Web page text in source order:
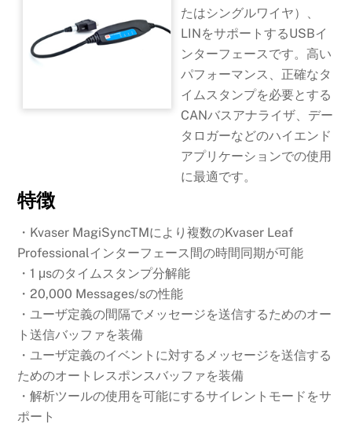
たはシングルワイヤ）、
LINをサポートするUSBイ
ンターフェースです。高い
パフォーマンス、正確なタ
イムスタンプを必要とする
CANバスアナライザ、デー
タロガーなどのハイエンド
アプリケーションでの使用
に最適です。
特徴
・Kvaser MagiSyncTMにより複数のKvaser Leaf
Professionalインターフェース間の時間同期が可能
・1 μsのタイムスタンプ分解能
・20,000 Messages/sの性能
・ユーザ定義の間隔でメッセージを送信するためのオー
ト送信バッファを装備
・ユーザ定義のイベントに対するメッセージを送信する
ためのオートレスポンスバッファを装備
・解析ツールの使用を可能にするサイレントモードをサ
ポート